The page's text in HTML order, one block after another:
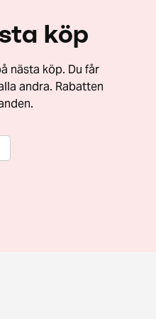
köp
nästa köp. Du får
andra. Rabatten